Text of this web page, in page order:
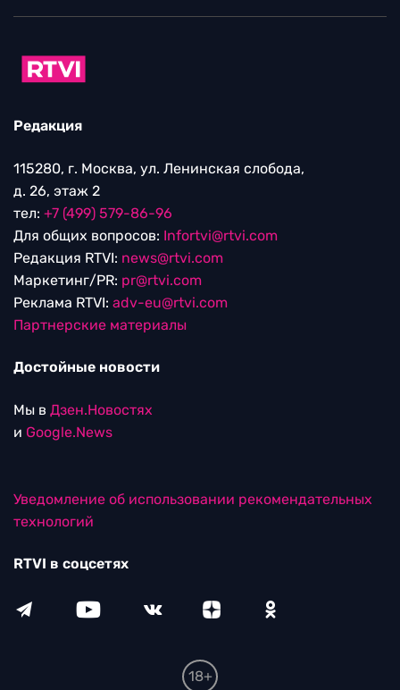
Редакция
115280, г. Москва, ул. Ленинская слобода,
д. 26, этаж 2
тел: +7 (499) 579-86-96
Для общих вопросов: Infortvi@rtvi.com
Редакция RTVI: news@rtvi.com
Маркетинг/PR: pr@rtvi.com
Реклама RTVI: adv-eu@rtvi.com
Партнерские материалы
Достойные новости
Мы в Дзен.Новостях
и Google.News
Уведомление об использовании рекомендательных
технологий
RTVI в соцсетях
18+